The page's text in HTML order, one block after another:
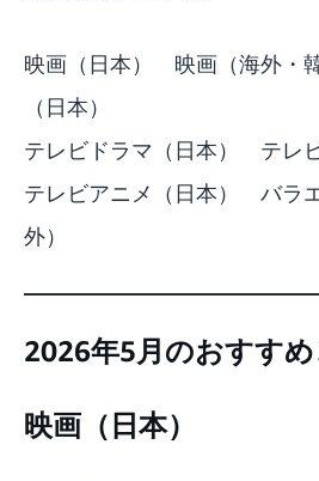
映画（日本） 映画（海外・
（日本）
テレビドラマ（日本）
テレ
テレビアニメ（日本）
バラ
外）
2026年5月のおすす
映画（日本）